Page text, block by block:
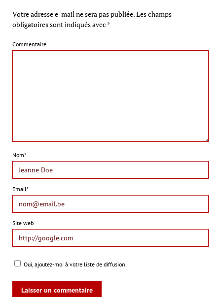
Votre adresse e-mail ne sera pas publiée.Les champs
obligatoires sont indiqués avec *
Commentaire
Nom*
Email*
Site web
Oui, ajoutez-moi à votre liste de diffusion.